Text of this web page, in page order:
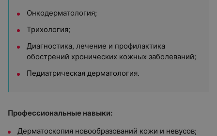
Онкодерматология;
Трихология;
Диагностика, лечение и профилактика
обострений хронических кожных заболеваний;
Педиатрическая дерматология.
Профессиональные навыки:
Дерматоскопия новообразований кожи и невусов;